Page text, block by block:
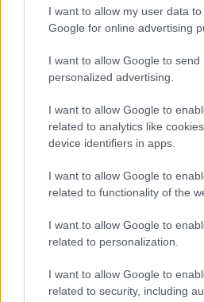
I want to allow my user data
Google for online advertising
I want to allow Google to send
personalized advertising.
I want to allow Google to
related to analytics like
device identifiers in apps.
I want to allow Google to
related to functionality of the
I want to allow Google to
related to personalization.
I want to allow Google to
related to security, including
ELSTARTOLT A